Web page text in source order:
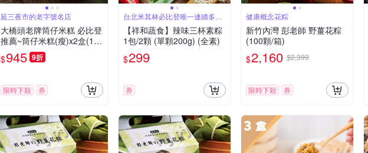
延三夜市的老字號名店
大橋頭老牌筒仔米糕 必比登
推薦~筒仔米糕(瘦)x2盒(150
g/個，6個/盒，附醬料) (端
午預購)
$945 9折
限時下殺 券
台北米其林必比登唯一連續多年
推薦蔬食餐廳
【祥和蔬食】辣味三杯素粽
1包/2顆 (單顆200g) (全素)
$299
券
健康概念花粽
新竹內灣 彭老師 野薑花粽
(100顆/箱)
$2,160 $2,399
限時下殺 券